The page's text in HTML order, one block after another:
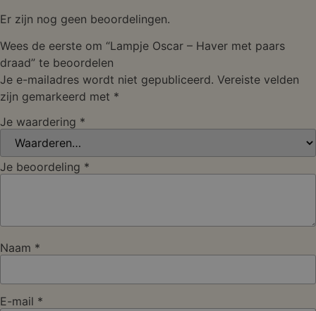
Er zijn nog geen beoordelingen.
Wees de eerste om “Lampje Oscar – Haver met paars
draad” te beoordelen
Je e-mailadres wordt niet gepubliceerd. Vereiste velden
zijn gemarkeerd met *
Je waardering *
Je beoordeling *
Naam *
E-mail *